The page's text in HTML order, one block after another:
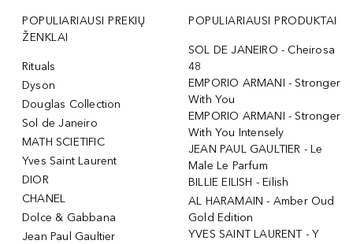
POPULIARIAUSI PREKIŲ
ŽENKLAI
Rituals
Dyson
Douglas Collection
Sol de Janeiro
MATH SCIETIFIC
Yves Saint Laurent
DIOR
CHANEL
Dolce & Gabbana
Jean Paul Gaultier
POPULIARIAUSI PRODUKTAI
SOL DE JANEIRO - Cheirosa
48
EMPORIO ARMANI - Stronger
With You
EMPORIO ARMANI - Stronger
With You Intensely
JEAN PAUL GAULTIER - Le
Male Le Parfum
BILLIE EILISH - Eilish
AL HARAMAIN - Amber Oud
Gold Edition
YVES SAINT LAURENT - Y